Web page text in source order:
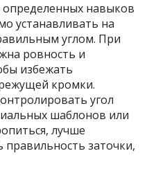
определенных навыков
устанавливать на
углом. При
ровность и
избежать
кромки.
угол
шаблонов или
лучше
правильность заточки,